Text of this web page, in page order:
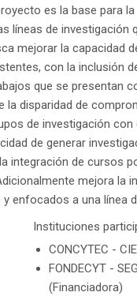
es la base para
líneas de investigación
mejorar la capacidad
con la inclusión
que se presentan
la disparidad de
de investigación
de generar
integración de cursos
mejora la
enfocados a una línea
Instituciones
CONCYTEC -
FONDECYT -
(Financiadora)